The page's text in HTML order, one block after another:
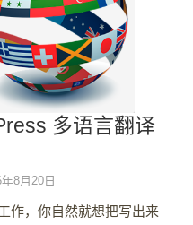
多语言翻译
8月20日
作，你自然就想把写出来